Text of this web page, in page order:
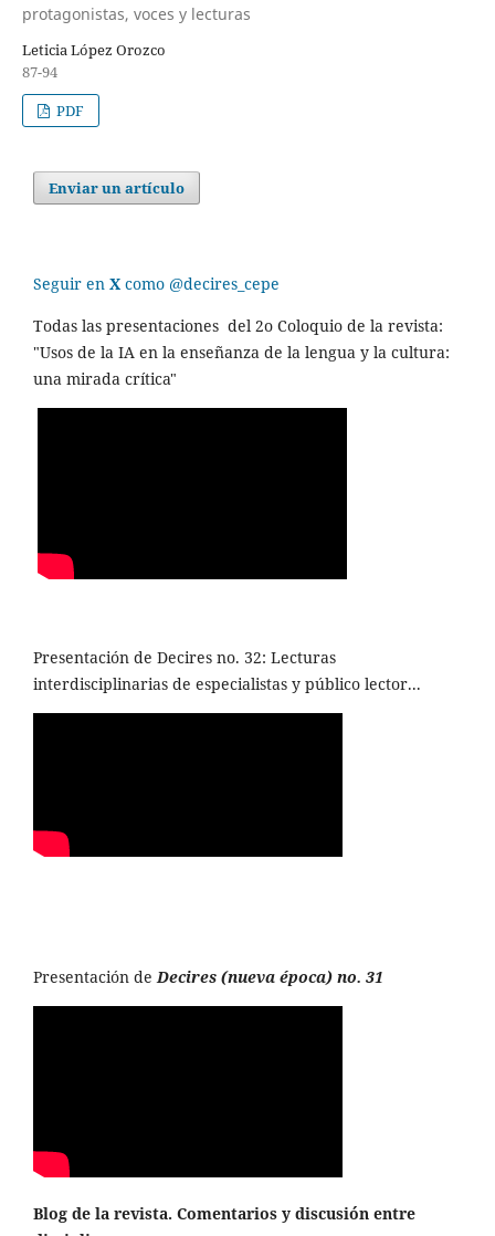
protagonistas, voces y lecturas
Leticia López Orozco
87-94
PDF
Enviar un artículo
Seguir en X como @decires_cepe
Todas las presentaciones del 2o Coloquio de la revista:
"Usos de la IA en la enseñanza de la lengua y la cultura:
una mirada crítica"
Presentación de Decires no. 32: Lecturas
interdisciplinarias de especialistas y público lector...
Presentación deDecires (nueva época) no. 31
Blog de la revista. Comentarios y discusión entre